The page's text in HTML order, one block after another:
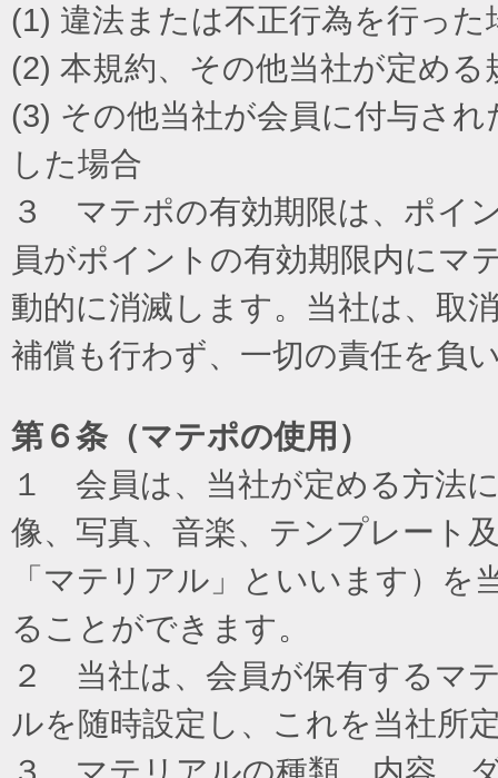
(1) 違法または不正行為を行った
(2) 本規約、その他当社が定め
(3) その他当社が会員に付与さ
した場合
３ マテポの有効期限は、ポイ
員がポイントの有効期限内にマ
動的に消滅します。当社は、取
補償も行わず、一切の責任を負
第６条（マテポの使用）
１ 会員は、当社が定める方法
像、写真、音楽、テンプレート
「マテリアル」といいます）
ることができます。
２ 当社は、会員が保有するマ
ルを随時設定し、これを当社所